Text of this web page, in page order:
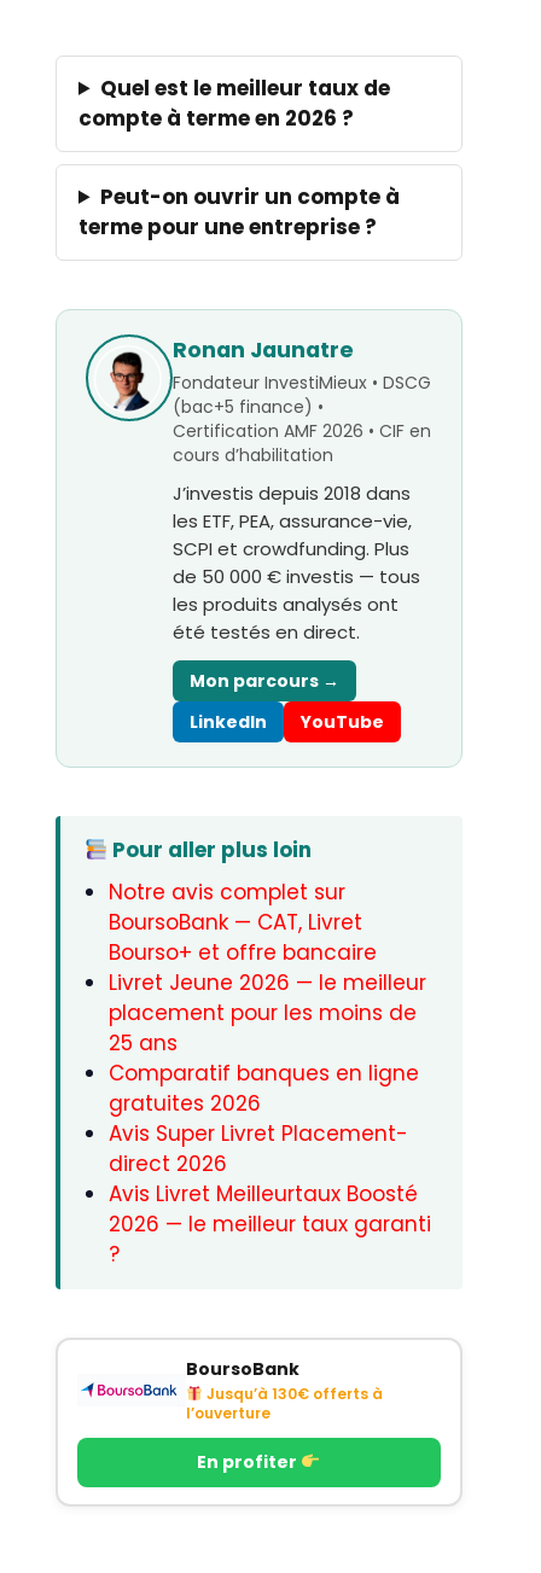
Quel est le meilleur taux de
compte à terme en 2026 ?
Peut-on ouvrir un compte à
terme pour une entreprise ?
Ronan Jaunatre
Fondateur InvestiMieux • DSCG
(bac+5 finance) •
Certification AMF 2026 • CIF en
cours d’habilitation
J’investis depuis 2018 dans
les ETF, PEA, assurance-vie,
SCPI et crowdfunding. Plus
de 50 000 € investis — tous
les produits analysés ont
été testés en direct.
Mon parcours →
LinkedIn
YouTube
Pour aller plus loin
Notre avis complet sur
BoursoBank — CAT, Livret
Bourso+ et offre bancaire
Livret Jeune 2026 — le meilleur
placement pour les moins de
25 ans
Comparatif banques en ligne
gratuites 2026
Avis Super Livret Placement-
direct 2026
Avis Livret Meilleurtaux Boosté
2026 — le meilleur taux garanti
?
BoursoBank
Jusqu’à 130€ offerts à
l’ouverture
En profiter